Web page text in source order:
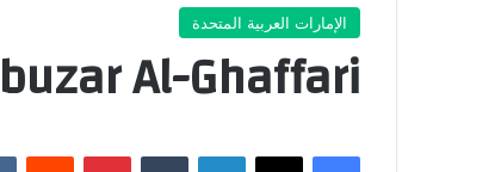
الإمارات العربية المتحدة
Al-Ghaffari
فيسبوك لينكدإن بينتيريست